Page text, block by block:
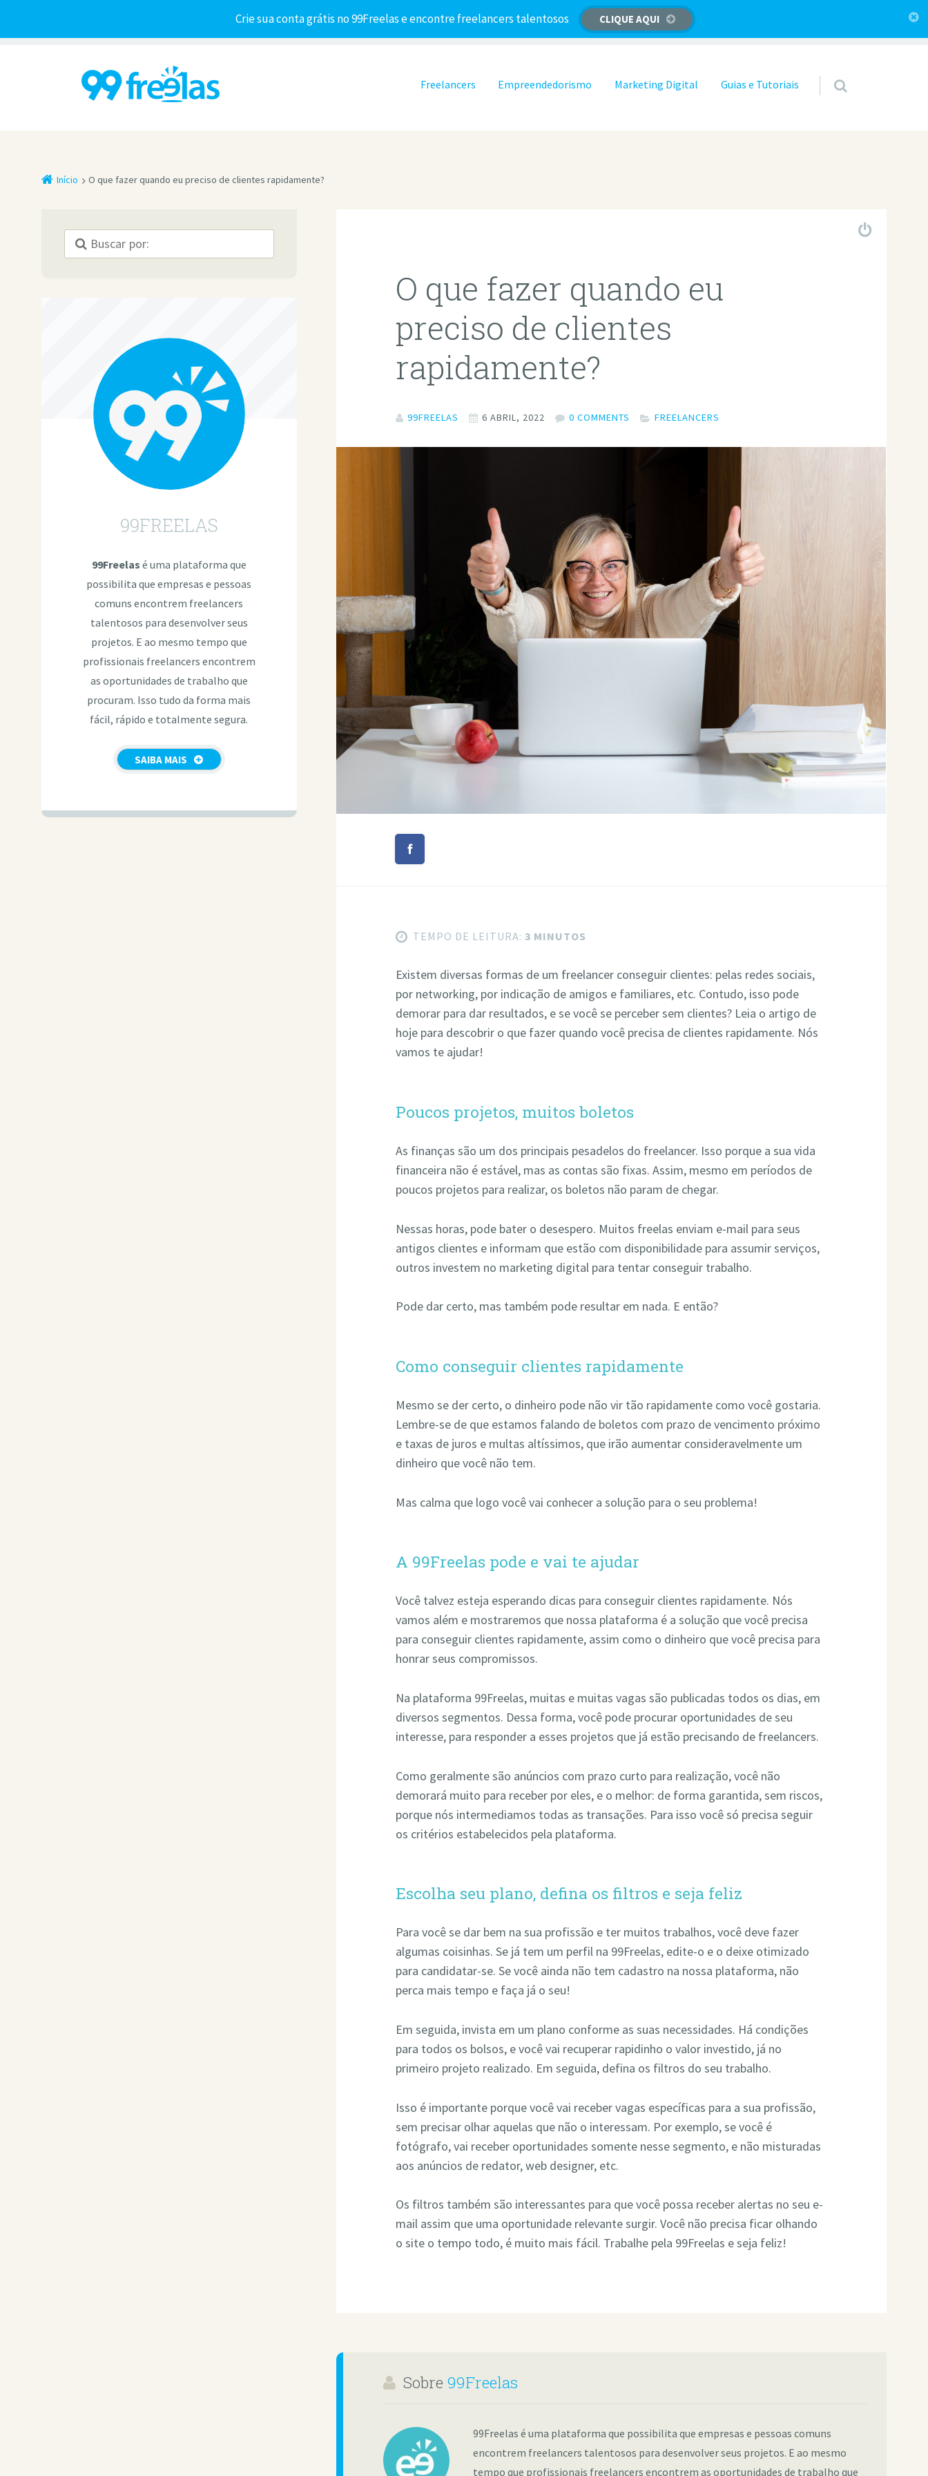
Crie sua conta grátis no 99Freelas e encontre freelancers talentosos CLIQUE AQUI
Pular para o conteúdo
Freelancers Empreendedorismo Marketing Digital Guias e Tutoriais
Início O que fazer quando eu preciso de clientes rapidamente?
O que fazer quando eu
preciso de clientes
rapidamente?
99FREELAS 6 ABRIL, 2022 0 COMMENTS FREELANCERS
TEMPO DE LEITURA: 3 MINUTOS
Existem diversas formas de um freelancer conseguir clientes: pelas redes sociais,
por networking, por indicação de amigos e familiares, etc. Contudo, isso pode
demorar para dar resultados, e se você se perceber sem clientes? Leia o artigo de
hoje para descobrir o que fazer quando você precisa de clientes rapidamente. Nós
vamos te ajudar!
Poucos projetos, muitos boletos
As finanças são um dos principais pesadelos do freelancer. Isso porque a sua vida
financeira não é estável, mas as contas são fixas. Assim, mesmo em períodos de
poucos projetos para realizar, os boletos não param de chegar.
Nessas horas, pode bater o desespero. Muitos freelas enviam e-mail para seus
antigos clientes e informam que estão com disponibilidade para assumir serviços,
outros investem no marketing digital para tentar conseguir trabalho.
Pode dar certo, mas também pode resultar em nada. E então?
Como conseguir clientes rapidamente
Mesmo se der certo, o dinheiro pode não vir tão rapidamente como você gostaria.
Lembre-se de que estamos falando de boletos com prazo de vencimento próximo
e taxas de juros e multas altíssimos, que irão aumentar consideravelmente um
dinheiro que você não tem.
Mas calma que logo você vai conhecer a solução para o seu problema!
A 99Freelas pode e vai te ajudar
Você talvez esteja esperando dicas para conseguir clientes rapidamente. Nós
vamos além e mostraremos que nossa plataforma é a solução que você precisa
para conseguir clientes rapidamente, assim como o dinheiro que você precisa para
honrar seus compromissos.
Na plataforma 99Freelas, muitas e muitas vagas são publicadas todos os dias, em
diversos segmentos. Dessa forma, você pode procurar oportunidades de seu
interesse, para responder a esses projetos que já estão precisando de freelancers.
Como geralmente são anúncios com prazo curto para realização, você não
demorará muito para receber por eles, e o melhor: de forma garantida, sem riscos,
porque nós intermediamos todas as transações. Para isso você só precisa seguir
os critérios estabelecidos pela plataforma.
Escolha seu plano, defina os filtros e seja feliz
Para você se dar bem na sua profissão e ter muitos trabalhos, você deve fazer
algumas coisinhas. Se já tem um perfil na 99Freelas, edite-o e o deixe otimizado
para candidatar-se. Se você ainda não tem cadastro na nossa plataforma, não
perca mais tempo e faça já o seu!
Em seguida, invista em um plano conforme as suas necessidades. Há condições
para todos os bolsos, e você vai recuperar rapidinho o valor investido, já no
primeiro projeto realizado. Em seguida, defina os filtros do seu trabalho.
Isso é importante porque você vai receber vagas específicas para a sua profissão,
sem precisar olhar aquelas que não o interessam. Por exemplo, se você é
fotógrafo, vai receber oportunidades somente nesse segmento, e não misturadas
aos anúncios de redator, web designer, etc.
Os filtros também são interessantes para que você possa receber alertas no seu e-
mail assim que uma oportunidade relevante surgir. Você não precisa ficar olhando
o site o tempo todo, é muito mais fácil. Trabalhe pela 99Freelas e seja feliz!
Sobre 99Freelas
99Freelas é uma plataforma que possibilita que empresas e pessoas comuns
encontrem freelancers talentosos para desenvolver seus projetos. E ao mesmo
tempo que profissionais freelancers encontrem as oportunidades de trabalho que
99FREELAS
99Freelas é uma plataforma que
possibilita que empresas e pessoas
comuns encontrem freelancers
talentosos para desenvolver seus
projetos. E ao mesmo tempo que
profissionais freelancers encontrem
as oportunidades de trabalho que
procuram. Isso tudo da forma mais
fácil, rápido e totalmente segura.
SAIBA MAIS